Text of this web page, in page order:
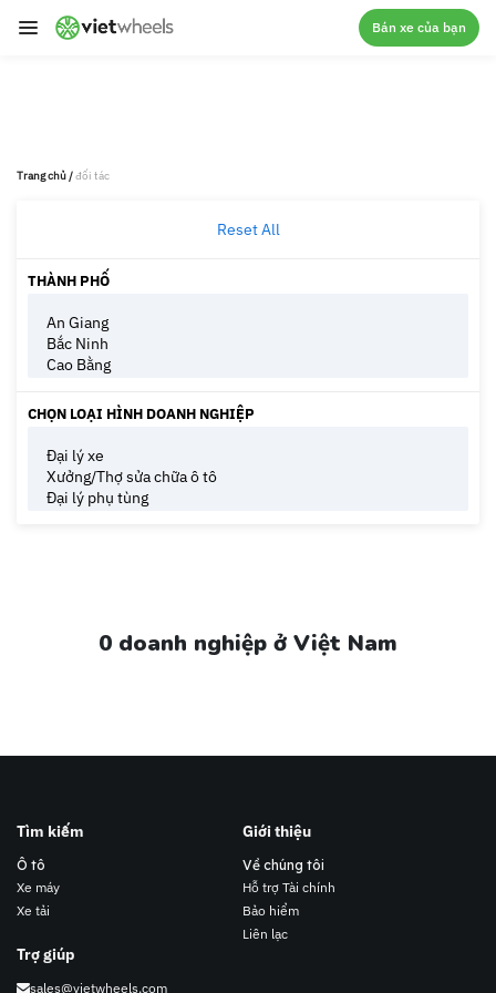
crossorigin
Bán xe của bạn
Trang chủ/đối tác
Reset All
THÀNH PHỐ
CHỌN LOẠI HÌNH DOANH NGHIỆP
0 doanh nghiệp ở Việt Nam
Tìm kiếm
Ô tô
Xe máy
Xe tải
Giới thiệu
Về chúng tôi
Hỗ trợ Tài chính
Bảo hiểm
Liên lạc
Trợ giúp
sales@vietwheels.com